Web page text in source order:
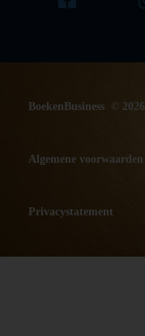
BoekenBusiness © 2026
Algemene voorwaarden
Privacystatement